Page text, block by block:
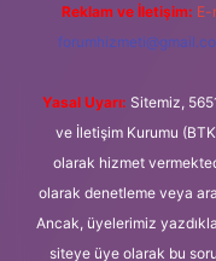
Reklam ve İletişim: E-
Yasal Uyarı: Sitemiz,
ve İletişim Kurumu
olarak hizmet
olarak denetleme veya
Ancak, üyelerimiz
siteye üye olarak bu